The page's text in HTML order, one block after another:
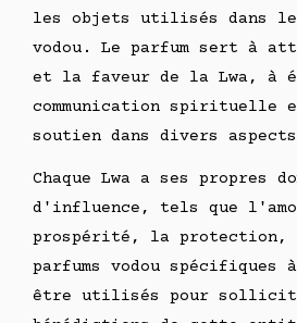
les objets utilisés dans les
vodou. Le parfum sert à
et la faveur de la Lwa, à
communication spirituelle
soutien dans divers
Chaque Lwa a ses propres
d'influence, tels que
prospérité, la
parfums vodou spécifiques
être utilisés pour